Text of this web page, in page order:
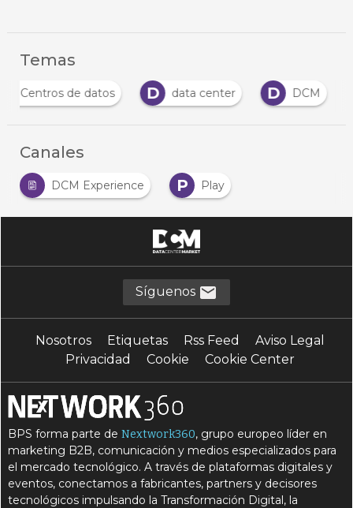
Temas
Centros de datos D data center D DCM
Canales
DCM Experience P Play
Síguenos
Nosotros Etiquetas Rss Feed
Aviso Legal
Privacidad
Cookie Cookie Center
BPS forma parte deNextwork360, grupo europeo líder en
marketing B2B, comunicación y medios especializados para
el mercado tecnológico. A través de plataformas digitales y
eventos, conectamos a fabricantes, partners y decisores
tecnológicos impulsando la Transformación Digital, la